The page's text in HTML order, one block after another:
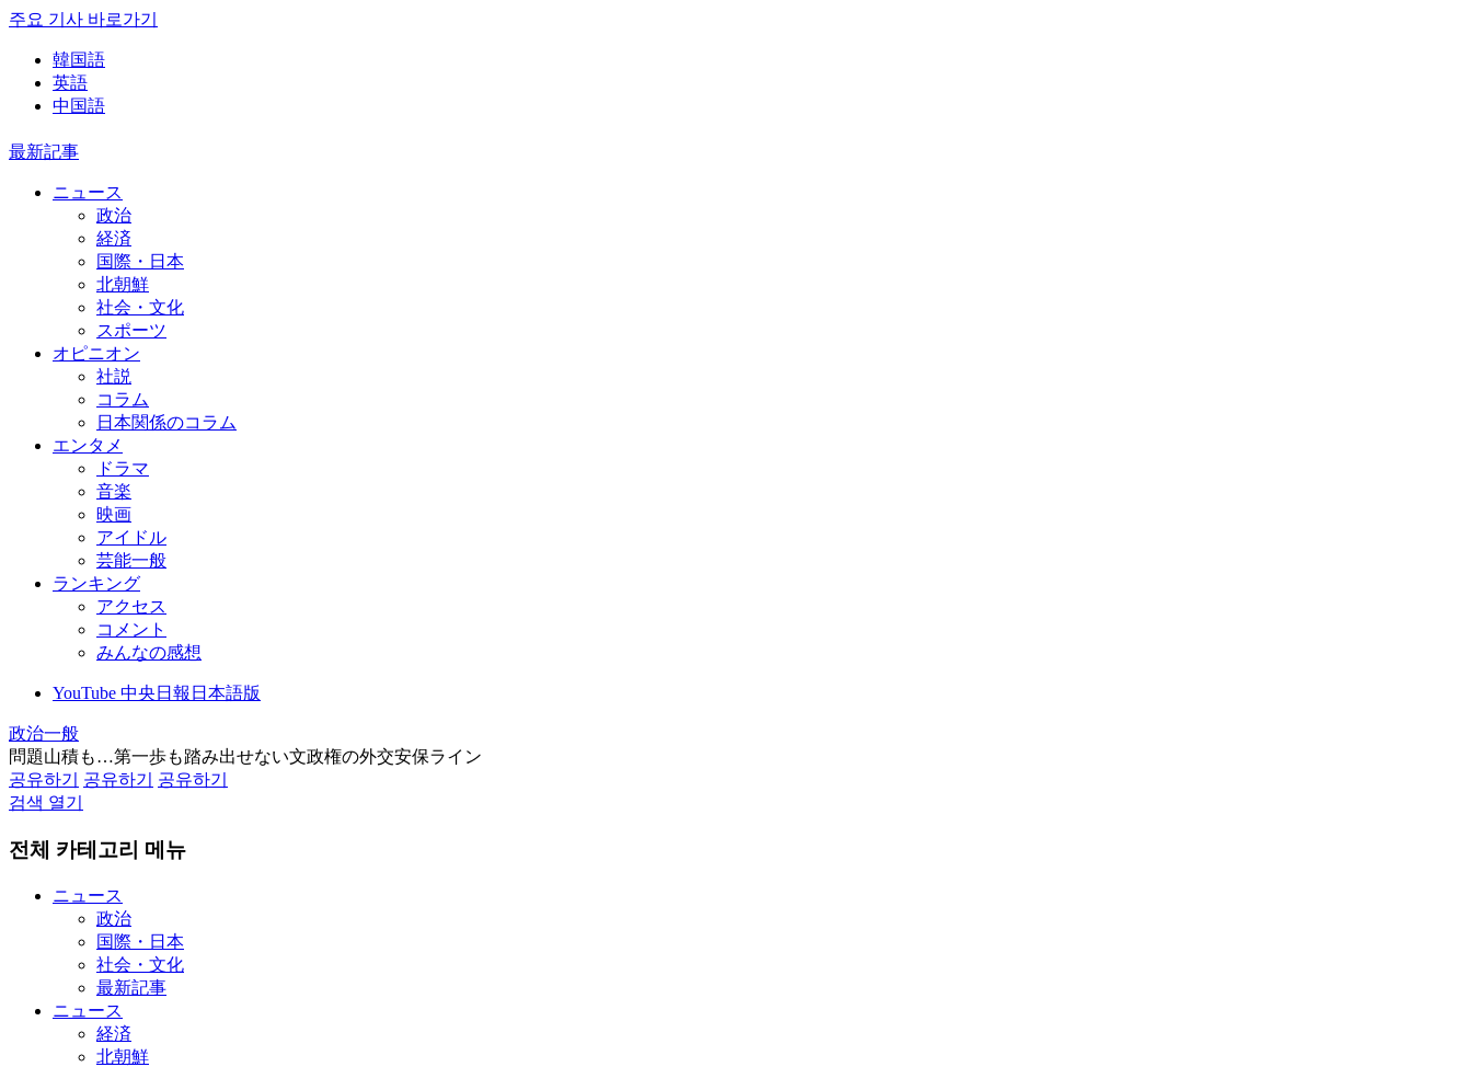
주요 기사 바로가기
韓国語
英語
中国語
最新記事
ニュース
政治
経済
国際・日本
北朝鮮
社会・文化
スポーツ
オピニオン
社説
コラム
日本関係のコラム
エンタメ
ドラマ
音楽
映画
アイドル
芸能一般
ランキング
アクセス
コメント
みんなの感想
YouTube 中央日報日本語版
政治一般
問題山積も…第一歩も踏み出せない文政権の外交安保ライン
공유하기
공유하기
공유하기
검색 열기
전체 카테고리 메뉴
ニュース
政治
国際・日本
社会・文化
最新記事
ニュース
経済
北朝鮮